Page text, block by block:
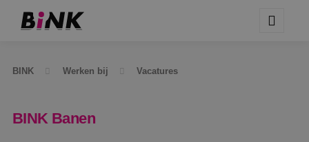
BINK Werken bij Vacatures
BINK Banen